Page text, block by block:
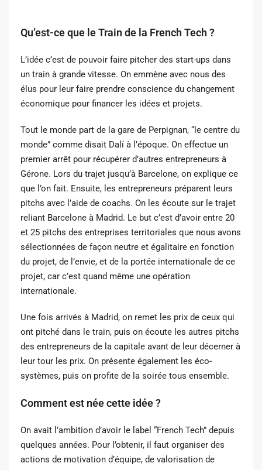
Qu’est-ce que le Train de la French Tech ?
L’idée c’est de pouvoir faire pitcher des start-ups dans
un train à grande vitesse. On emmène avec nous des
élus pour leur faire prendre conscience du changement
économique pour financer les idées et projets.
Tout le monde part de la gare de Perpignan, “le centre du
monde” comme disait Dalí à l’époque. On effectue un
premier arrêt pour récupérer d’autres entrepreneurs à
Gérone. Lors du trajet jusqu’à Barcelone, on explique ce
que l’on fait. Ensuite, les entrepreneurs préparent leurs
pitchs avec l’aide de coachs. On les écoute sur le trajet
reliant Barcelone à Madrid. Le but c’est d’avoir entre 20
et 25 pitchs des entreprises territoriales que nous avons
sélectionnées de façon neutre et égalitaire en fonction
du projet, de l’envie, et de la portée internationale de ce
projet, car c’est quand même une opération
internationale.
Une fois arrivés à Madrid, on remet les prix de ceux qui
ont pitché dans le train, puis on écoute les autres pitchs
des entrepreneurs de la capitale avant de leur décerner à
leur tour les prix. On présente également les éco-
systèmes, puis on profite de la soirée tous ensemble.
Comment est née cette idée ?
On avait l’ambition d’avoir le label “French Tech” depuis
quelques années. Pour l’obtenir, il faut organiser des
actions de motivation d’équipe, de valorisation de